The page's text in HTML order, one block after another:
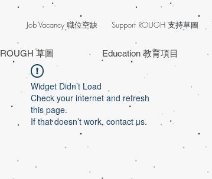
ROUGH 草圖 Education 教育項目
Job Vacancy 職位空缺 Support ROUGH 支持草圖
Widget Didn’t Load
Check your internet and refresh
this page.
If that doesn’t work, contact us.